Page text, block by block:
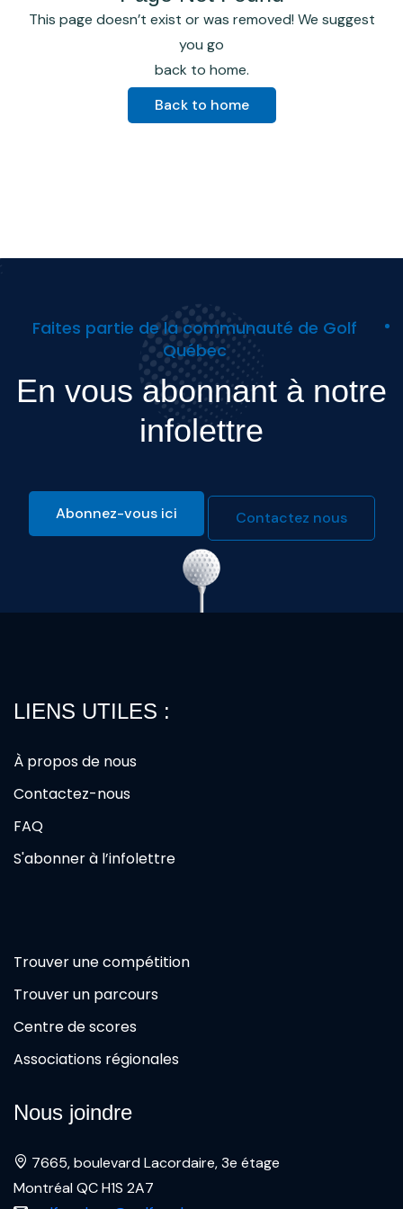
This page doesn’t exist or was removed! We suggest
you go
back to home.
Back to home
Faites partie de la communauté de Golf
Québec
En vous abonnant à notre
infolettre
Abonnez-vous ici Contactez nous
LIENS UTILES :
À propos de nous
Contactez-nous
FAQ
S'abonner à l’infolettre
Trouver une compétition
Trouver un parcours
Centre de scores
Associations régionales
Nous joindre
7665, boulevard Lacordaire, 3e étage
Montréal QC H1S 2A7